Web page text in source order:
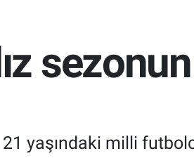
yaşındaki milli